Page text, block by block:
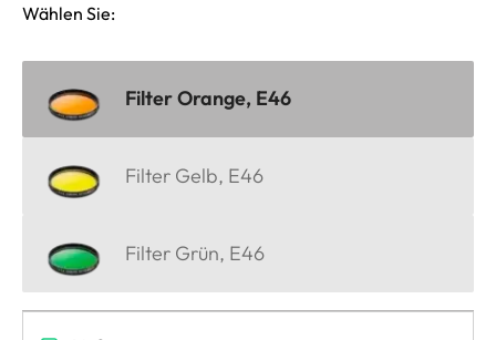
Wählen Sie:
Filter Orange, E46
Filter Gelb, E46
Filter Grün, E46